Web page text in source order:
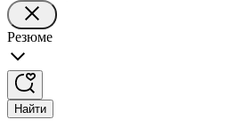
Резюме
Найти